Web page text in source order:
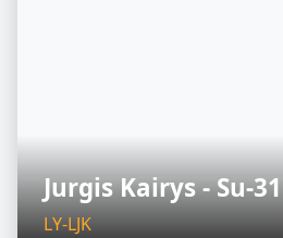
Jurgis Kairys - Su-31
LY-LJK